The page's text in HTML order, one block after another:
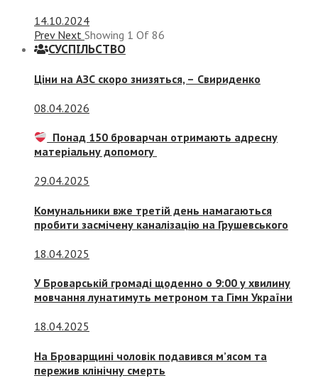
14.10.2024
Prev Next Showing 1 Of 86
СУСПIЛЬСТВО
Ціни на АЗС скоро знизяться, – Свириденко
08.04.2026
Понад 150 броварчан отримають адресну
матеріальну допомогу
29.04.2025
Комунальники вже третій день намагаються
пробити засмічену каналізацію на Грушевського
18.04.2025
У Броварській громаді щоденно о 9:00 у хвилину
мовчання лунатимуть метроном та Гімн України
18.04.2025
На Броварщині чоловік подавився м’ясом та
пережив клінічну смерть